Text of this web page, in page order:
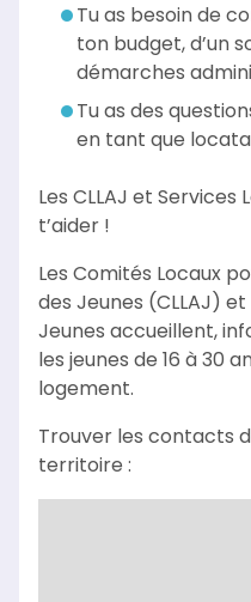
Tu as besoin de
ton budget, d’un
démarches
Tu as des
en tant que
Les CLLAJ et
t’aider !
Les Comités Locaux
des Jeunes (CLLAJ)
Jeunes accueillent,
les jeunes de 16 à 30
logement.
Trouver les contacts
territoire :